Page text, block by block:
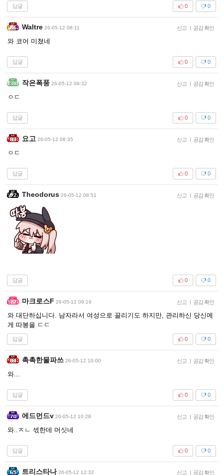
답글 0
0
Waltre 26-05-12 08:11 신고 | 공감 확인
와 코어 미쳤네
답글 0
0
작은폭풍 26-05-12 08:32 신고 | 공감 확인
ㅇㄷ
답글 0
0
요고 26-05-12 08:35 신고 | 공감 확인
ㅇㄷ
답글 0
0
Theodorus 26-05-12 08:51 신고 | 공감 확인
답글 0
0
마크로스F 26-05-12 09:19 신고 | 공감 확인
와 대단하십니다. 남자라서 여성으로 끌리기도 하지만, 관리하신 당신에
게 따봉을 ㄷㄷ
답글 0
0
촉촉한물파쓰 26-05-12 10:00 신고 | 공감 확인
와...
답글 0
0
에드먼드v 26-05-12 10:28 신고 | 공감 확인
와..ㅈㄴ 섻한데 머싯네
답글 0
0
트리스타나 26-05-12 12:32 신고 | 공감 확인